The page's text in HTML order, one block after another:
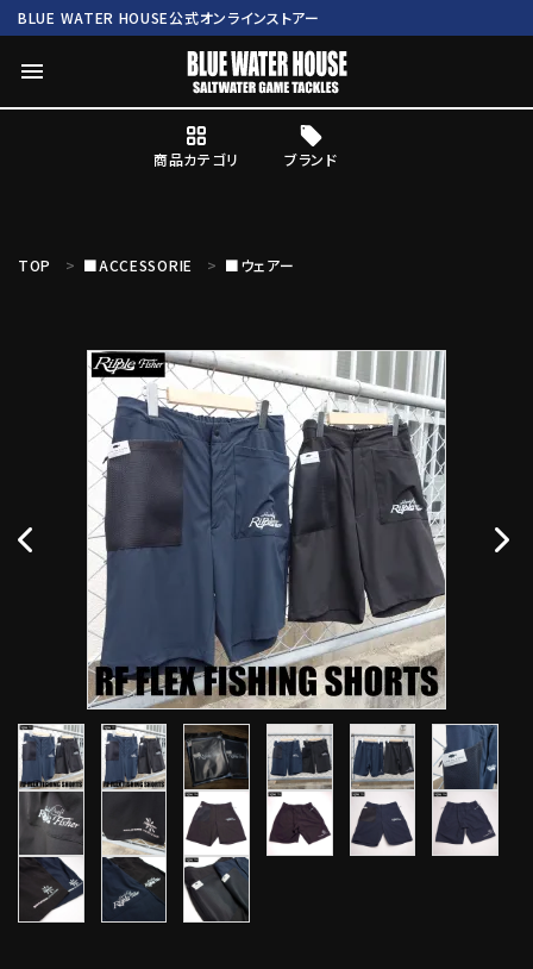
BLUE WATER HOUSE公式オンラインストアー
menu
商品カテゴリ ブランド
Mc works BWH ORIGINAL ITEM
商品カテゴリ
TOP ■ACCESSORIE ■ウェアー